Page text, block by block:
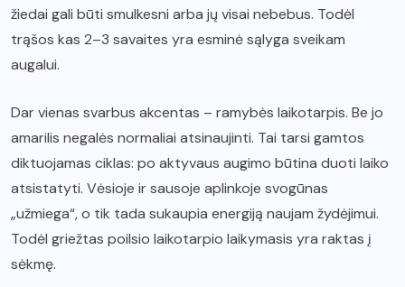
žiedai gali būti smulkesni arba jų visai nebebus. Todėl
trąšos kas 2–3 savaites yra esminė sąlyga sveikam
augalui.
Dar vienas svarbus akcentas – ramybės laikotarpis. Be jo
amarilis negalės normaliai atsinaujinti. Tai tarsi gamtos
diktuojamas ciklas: po aktyvaus augimo būtina duoti laiko
atsistatyti. Vėsioje ir sausoje aplinkoje svogūnas
„užmiega“, o tik tada sukaupia energiją naujam žydėjimui.
Todėl griežtas poilsio laikotarpio laikymasis yra raktas į
sėkmę.